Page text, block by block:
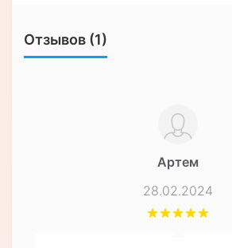
Отзывов (1)
Артем
28.02.2024